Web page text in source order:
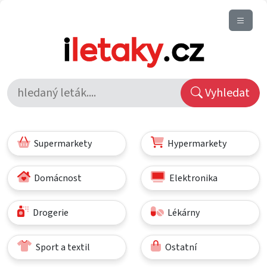
Vyhledat
Supermarkety Hypermarkety
Domácnost Elektronika
Drogerie Lékárny
Sport a textil Ostatní